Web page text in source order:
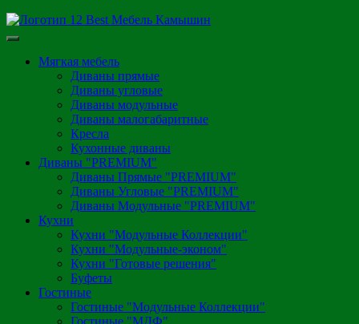
Мягкая мебель
Диваны прямые
Диваны угловые
Диваны модульные
Диваны малогабаритные
Кресла
Кухонные диваны
Диваны "PREMIUM"
Диваны Прямые "PREMIUM"
Диваны Угловые "PREMIUM"
Диваны Модульные "PREMIUM"
Кухни
Кухни "Модульные Коллекции"
Кухни "Модульные-эконом"
Кухни "Готовые решения"
Буфеты
Гостиные
Гостиные "Модульные Коллекции"
Гостиные "МДФ"